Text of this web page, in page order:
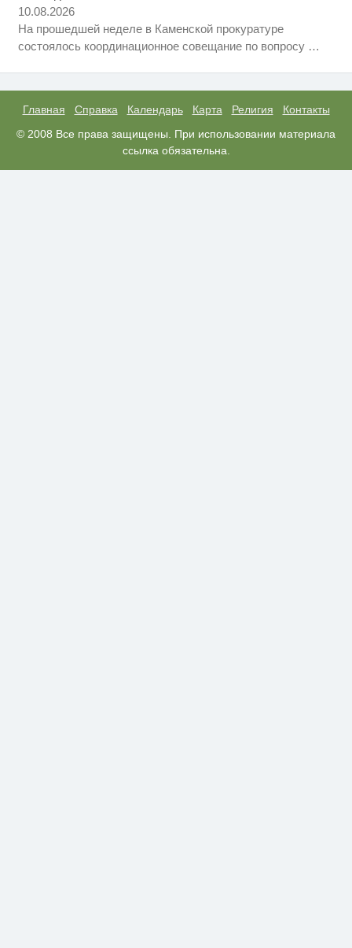
10.08.2026
На прошедшей неделе в Каменской прокуратуре
состоялось координационное совещание по вопросу …
Главная Справка Календарь Карта Религия
Контакты
© 2008 Все права защищены. При использовании материала
ссылка обязательна.
пересмотришь не раз
i
Королева вагона отожгла! Видео